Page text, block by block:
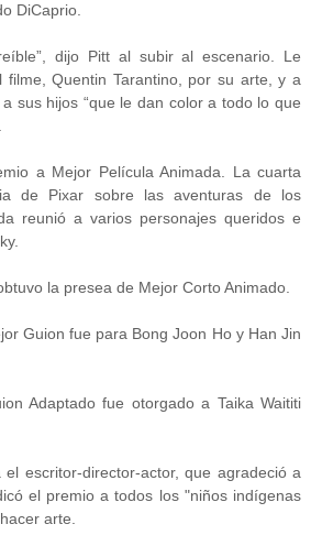
DiCaprio.
dijo Pitt al subir al escenario. Le
filme, Quentin Tarantino, por su arte, y a
sus hijos “que le dan color a todo lo que
a Mejor Película Animada. La cuarta
de Pixar sobre las aventuras de los
reunió a varios personajes queridos e
la presea de Mejor Corto Animado.
Guion fue para Bong Joon Ho y Han Jin
Adaptado fue otorgado a Taika Waititi
escritor-director-actor, que agradeció a
el premio a todos los "niños indígenas
arte.